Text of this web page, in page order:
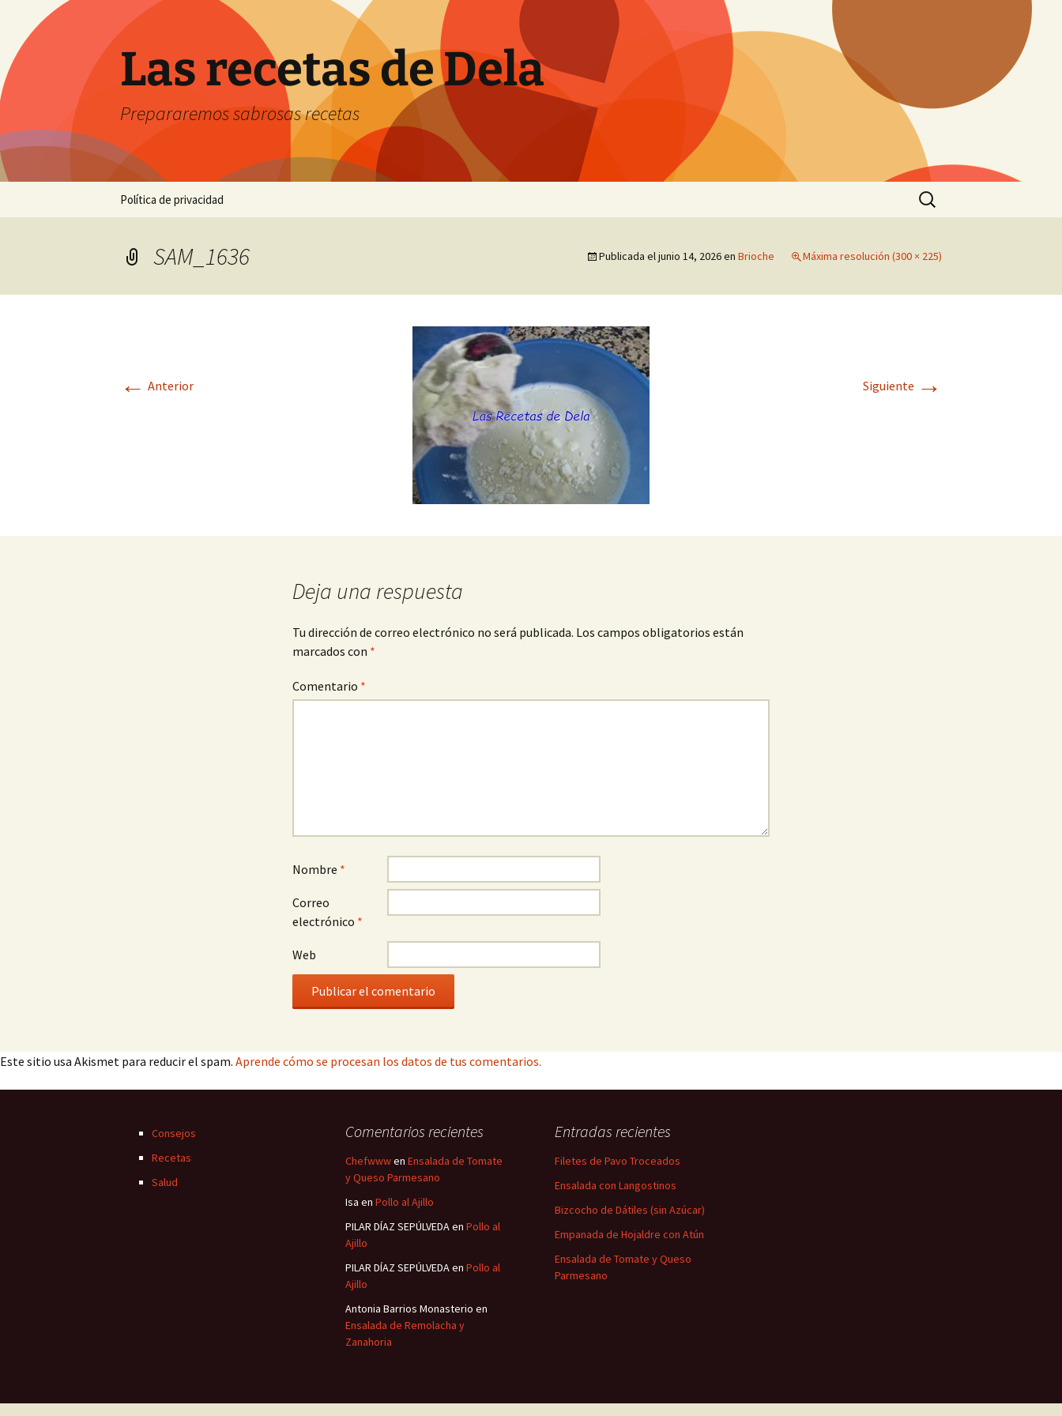
contenido
Las recetas de Dela
Prepararemos sabrosas recetas
Política de privacidad
Buscar:
SAM_1636 Publicada eljunio 14, 2026en Brioche Máxima resolución (300 × 225)
← Anterior Siguiente →
Deja una respuesta
Tu dirección de correo electrónico no será publicada. Los campos obligatorios están
marcados con *
Comentario *
Nombre *
Correo
electrónico *
Web
Este sitio usa Akismet para reducir el spam. Aprende cómo se procesan los datos de tus comentarios.
Consejos
Recetas
Salud
Comentarios recientes
Chefwwwen Ensalada de Tomate
y Queso Parmesano
Isa en Pollo al Ajillo
PILAR DÍAZ SEPÚLVEDAen Pollo al
Ajillo
PILAR DÍAZ SEPÚLVEDAen Pollo al
Ajillo
Antonia Barrios Monasterio en
Ensalada de Remolacha y
Zanahoria
Entradas recientes
Filetes de Pavo Troceados
Ensalada con Langostinos
Bizcocho de Dátiles (sin Azúcar)
Empanada de Hojaldre con Atún
Ensalada de Tomate y Queso
Parmesano